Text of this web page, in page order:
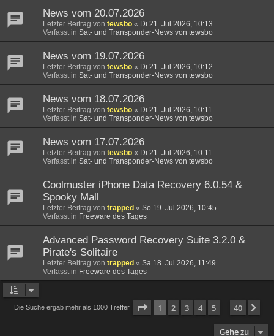
News vom 20.07.2026
Letzter Beitrag von tewsbo « Di 21. Jul 2026, 10:13
Verfasst in Sat- und Transponder-News von tewsbo
News vom 19.07.2026
Letzter Beitrag von tewsbo « Di 21. Jul 2026, 10:12
Verfasst in Sat- und Transponder-News von tewsbo
News vom 18.07.2026
Letzter Beitrag von tewsbo « Di 21. Jul 2026, 10:11
Verfasst in Sat- und Transponder-News von tewsbo
News vom 17.07.2026
Letzter Beitrag von tewsbo « Di 21. Jul 2026, 10:11
Verfasst in Sat- und Transponder-News von tewsbo
Coolmuster iPhone Data Recovery 6.0.54 &
Spooky Mall
Letzter Beitrag von trapped « So 19. Jul 2026, 10:45
Verfasst in Freeware des Tages
Advanced Password Recovery Suite 3.2.0 &
Pirate's Solitaire
Letzter Beitrag von trapped « Sa 18. Jul 2026, 11:49
Verfasst in Freeware des Tages
Die Suche ergab mehr als 1000 Treffer Seite 1von 40
1 2 3 4 5 40
Gehe zu